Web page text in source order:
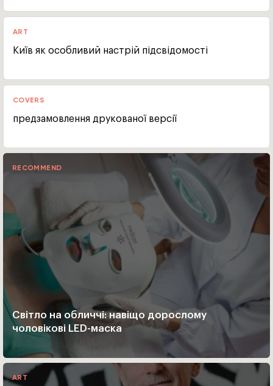
ART
Київ як особливий настрій підсвідомості
COVERS
предзамовлення друкованої версії
RECOMMEND
Світло на обличчі: навіщо дорослому
чоловікові LED-маска
ART